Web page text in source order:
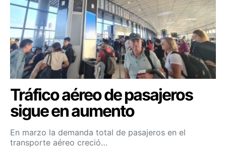
Tráfico aéreo de pasajeros
sigue en aumento
En marzo la demanda total de pasajeros en el
transporte aéreo creció…